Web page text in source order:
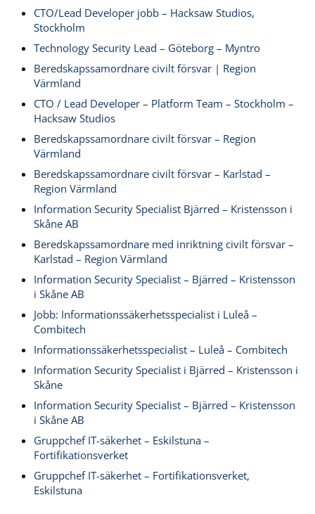
CTO/Lead Developer jobb – Hacksaw Studios,
Stockholm
Technology Security Lead – Göteborg – Myntro
Beredskapssamordnare civilt försvar | Region
Värmland
CTO / Lead Developer – Platform Team – Stockholm –
Hacksaw Studios
Beredskapssamordnare civilt försvar – Region
Värmland
Beredskapssamordnare civilt försvar – Karlstad –
Region Värmland
Information Security Specialist Bjärred – Kristensson i
Skåne AB
Beredskapssamordnare med inriktning civilt försvar –
Karlstad – Region Värmland
Information Security Specialist – Bjärred – Kristensson
i Skåne AB
Jobb: Informationssäkerhetsspecialist i Luleå –
Combitech
Informationssäkerhetsspecialist – Luleå – Combitech
Information Security Specialist i Bjärred – Kristensson i
Skåne
Information Security Specialist – Bjärred – Kristensson
i Skåne AB
Gruppchef IT-säkerhet – Eskilstuna –
Fortifikationsverket
Gruppchef IT-säkerhet – Fortifikationsverket,
Eskilstuna